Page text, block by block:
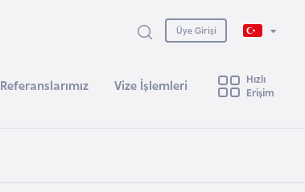
Üye Girişi
Referanslarımız Vize İşlemleri
Hızlı
Erişim